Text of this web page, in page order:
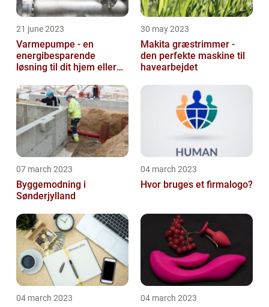
21 june 2023
Varmepumpe - en
energibesparende
løsning til dit hjem eller
30 may 2023
Makita græstrimmer -
den perfekte maskine til
havearbejdet
07 march 2023
Byggemodning i
Sønderjylland
04 march 2023
Hvor bruges et firmalogo?
04 march 2023 04 march 2023